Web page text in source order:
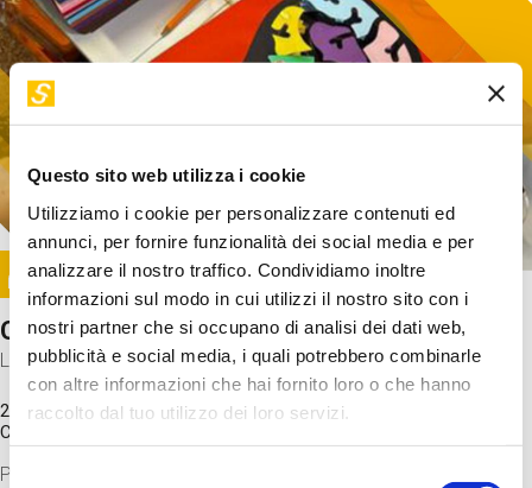
Questo sito web utilizza i cookie
Utilizziamo i cookie per personalizzare contenuti ed
annunci, per fornire funzionalità dei social media e per
analizzare il nostro traffico. Condividiamo inoltre
informazioni sul modo in cui utilizzi il nostro sito con i
nostri partner che si occupano di analisi dei dati web,
pubblicità e social media, i quali potrebbero combinarle
con altre informazioni che hai fornito loro o che hanno
raccolto dal tuo utilizzo dei loro servizi.
Selezione
Image
SUNDAY@STEP
Come funziona il cervello?
Laboratorio
20 Set 2026 / 11:15 - 13:00
Costo
Proveremo a costruire un cervello in cartoncino cercando di